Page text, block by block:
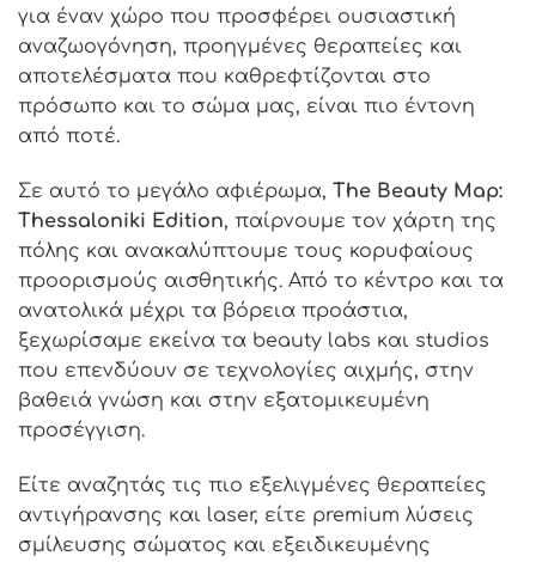
για έναν χώρο που προσφέρει ουσιαστική
αναζωογόνηση, προηγμένες θεραπείες και
αποτελέσματα που καθρεφτίζονται στο
πρόσωπο και το σώμα μας, είναι πιο έντονη
από ποτέ.
Σε αυτό το μεγάλο αφιέρωμα, The Beauty Map:
Thessaloniki Edition, παίρνουμε τον χάρτη της
πόλης και ανακαλύπτουμε τους κορυφαίους
προορισμούς αισθητικής. Από το κέντρο και τα
ανατολικά μέχρι τα βόρεια προάστια,
ξεχωρίσαμε εκείνα τα beauty labs και studios
που επενδύουν σε τεχνολογίες αιχμής, στην
βαθειά γνώση και στην εξατομικευμένη
προσέγγιση.
Είτε αναζητάς τις πιο εξελιγμένες θεραπείες
αντιγήρανσης και laser, είτε premium λύσεις
σμίλευσης σώματος και εξειδικευμένης